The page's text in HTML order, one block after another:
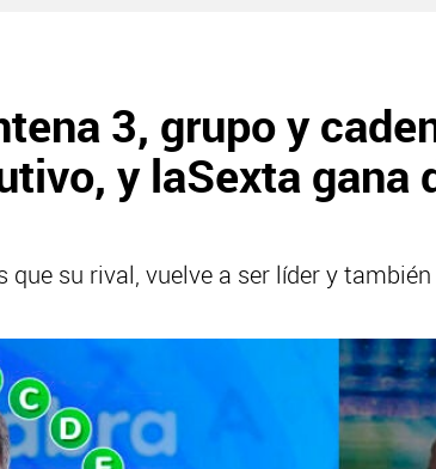
3, grupo y
y laSexta gana
que su rival, vuelve a ser líder y